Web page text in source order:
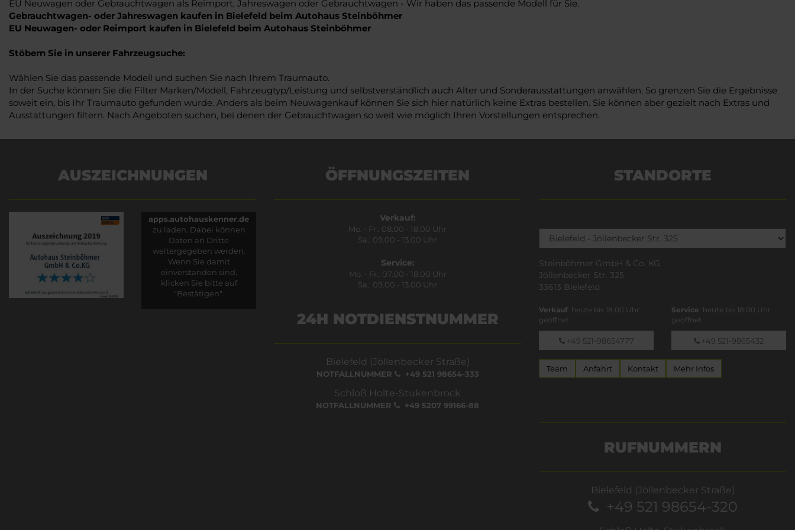
EU Neuwagen oder Gebrauchtwagen als Reimport, Jahreswagen oder Gebrauchtwagen - Wir haben das passende Modell für Sie.
Gebrauchtwagen- oder Jahreswagen kaufen in Bielefeld beim Autohaus Steinböhmer
EU Neuwagen- oder Reimport kaufen in Bielefeld beim Autohaus Steinböhmer
Stöbern Sie in unserer Fahrzeugsuche:
Wählen Sie das passende Modell und suchen Sie nach Ihrem Traumauto.
In der Suche können Sie die Filter Marken/Modell, Fahrzeugtyp/Leistung und selbstverständlich auch Alter und Sonderausstattungen anwählen. So grenzen Sie die Ergebnisse
soweit ein, bis Ihr Traumauto gefunden wurde. Anders als beim Neuwagenkauf können Sie sich hier natürlich keine Extras bestellen. Sie können aber gezielt nach Extras und
Ausstattungen filtern. Nach Angeboten suchen, bei denen der Gebrauchtwagen so weit wie möglich Ihren Vorstellungen entsprechen.
AUSZEICHNUNGEN
apps.autohauskenner.de
zu laden. Dabei können
Daten an Dritte
weitergegeben werden.
Wenn Sie damit
einverstanden sind,
klicken Sie bitte auf
"Bestätigen".
ÖFFNUNGSZEITEN
Verkauf:
Mo. - Fr.: 08.00 - 18.00 Uhr
Sa.: 09.00 - 13.00 Uhr
Service:
Mo. - Fr.: 07.00 - 18.00 Uhr
Sa.: 09.00 - 13.00 Uhr
24H NOTDIENSTNUMMER
Bielefeld (Jöllenbecker Straße)
NOTFALLNUMMER +49 521 98654-333
Schloß Holte-Stukenbrock
NOTFALLNUMMER +49 5207 99166-88
STANDORTE
Steinböhmer GmbH & Co. KG
Jöllenbecker Str. 325
33613 Bielefeld
Verkauf: heute bis 18:00 Uhr
geöffnet
+49 521-98654777
Service: heute bis 18:00 Uhr
geöffnet
+49 521-9865432
Team Anfahrt Kontakt Mehr Infos
RUFNUMMERN
Bielefeld (Jöllenbecker Straße)
+49 521 98654-320